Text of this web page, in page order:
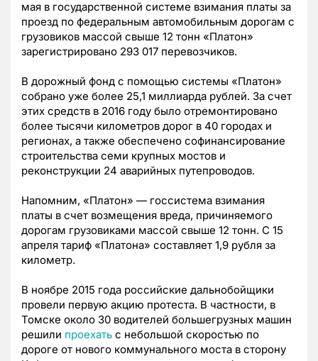
мая в государственной системе взимания платы за
проезд по федеральным автомобильным дорогам с
грузовиков массой свыше 12 тонн «Платон»
зарегистрировано 293 017 перевозчиков.
В дорожный фонд с помощью системы «Платон»
собрано уже более 25,1 миллиарда рублей. За счет
этих средств в 2016 году было отремонтировано
более тысячи километров дорог в 40 городах и
регионах, а также обеспечено софинансирование
строительства семи крупных мостов и
реконструкции 24 аварийных путепроводов.
Напомним, «Платон» — госсистема взимания
платы в счет возмещения вреда, причиняемого
дорогам грузовиками массой свыше 12 тонн. С 15
апреля тариф «Платона» составляет 1,9 рубля за
километр.
В ноябре 2015 года российские дальнобойщики
провели первую акцию протеста. В частности, в
Томске около 30 водителей большегрузных машин
решили проехать с небольшой скоростью по
дороге от нового коммунального моста в сторону